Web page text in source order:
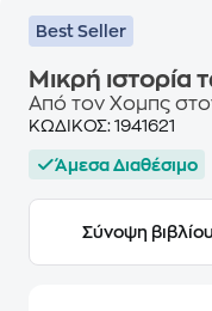
Best Seller
Μικρή ιστορία
Από τον Χομπς
ΚΩΔΙΚΟΣ: 1941621
Άμεσα Διαθέσιμο
Σύνοψη βιβλίου